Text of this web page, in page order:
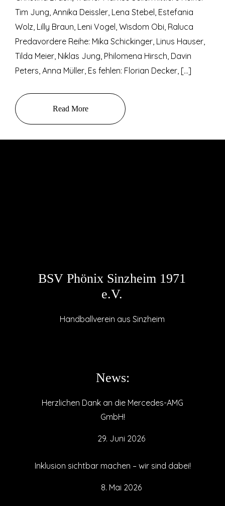
Tim Jung, Annika Deissler, Lena Stebel, Estefania
Wolz, Lilly Braun, Leni Vogel, Wisdom Obi, Raluca
Predavordere Reihe: Mika Schickinger, Linus Hauser,
Tilda Meier, Niklas Jung, Philomena Hirsch, Davin
Peters, Anna Müller, Es fehlen: Florian Decker, […]
Read More
BSV Phönix Sinzheim 1971
e.V.
Handballverein aus Sinzheim
News:
Herzlichen Dank an die Mercedes-AMG
GmbH!
29. Juni 2026
Inklusion sichtbar machen – wir sind dabei!
8. Mai 2026